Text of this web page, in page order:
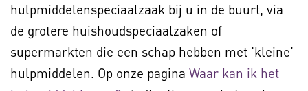
hulpmiddelenspeciaalzaak bij u in de buurt, via
de grotere huishoudspeciaalzaken of
supermarkten die een schap hebben met ‘kleine’
hulpmiddelen. Op onze pagina Waar kan ik het